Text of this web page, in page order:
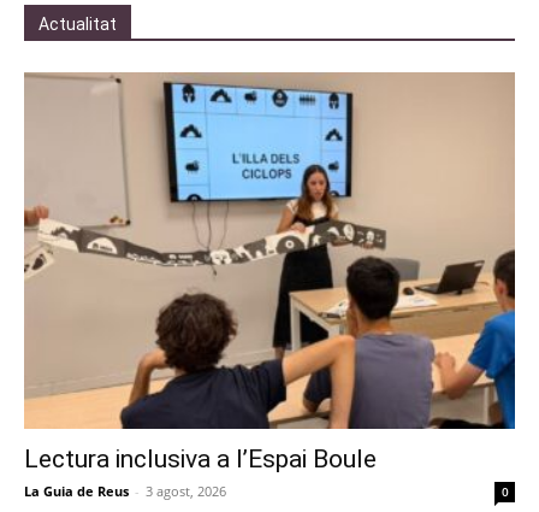
Actualitat
Lectura inclusiva a l’Espai Boule
La Guia de Reus - 3 agost, 2026 0